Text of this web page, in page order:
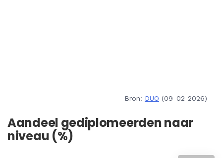
Bron: DUO (09-02-2026)
Aandeel gediplomeerden naar
niveau (%)